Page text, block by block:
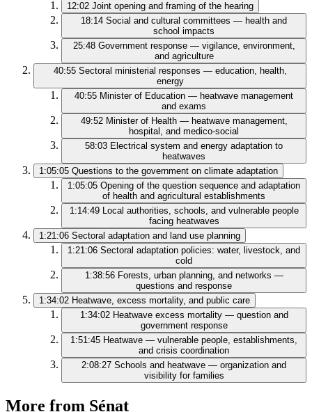
12:02 Joint opening and framing of the hearing
18:14 Social and cultural committees — health and
school impacts
25:48 Government response — vigilance, environment,
and agriculture
40:55 Sectoral ministerial responses — education, health,
energy
40:55 Minister of Education — heatwave management
and exams
49:52 Minister of Health — heatwave management,
hospital, and medico-social
58:03 Electrical system and energy adaptation to
heatwaves
1:05:05 Questions to the government on climate adaptation
1:05:05 Opening of the question sequence and adaptation
of health and agricultural establishments
1:14:49 Local authorities, schools, and vulnerable people
facing heatwaves
1:21:06 Sectoral adaptation and land use planning
1:21:06 Sectoral adaptation policies: water, livestock, and
cold
1:38:56 Forests, urban planning, and networks —
questions and response
1:34:02 Heatwave, excess mortality, and public care
1:34:02 Heatwave excess mortality — question and
government response
1:51:45 Heatwave — vulnerable people, establishments,
and crisis coordination
2:08:27 Schools and heatwave — organization and
visibility for families
More from Sénat